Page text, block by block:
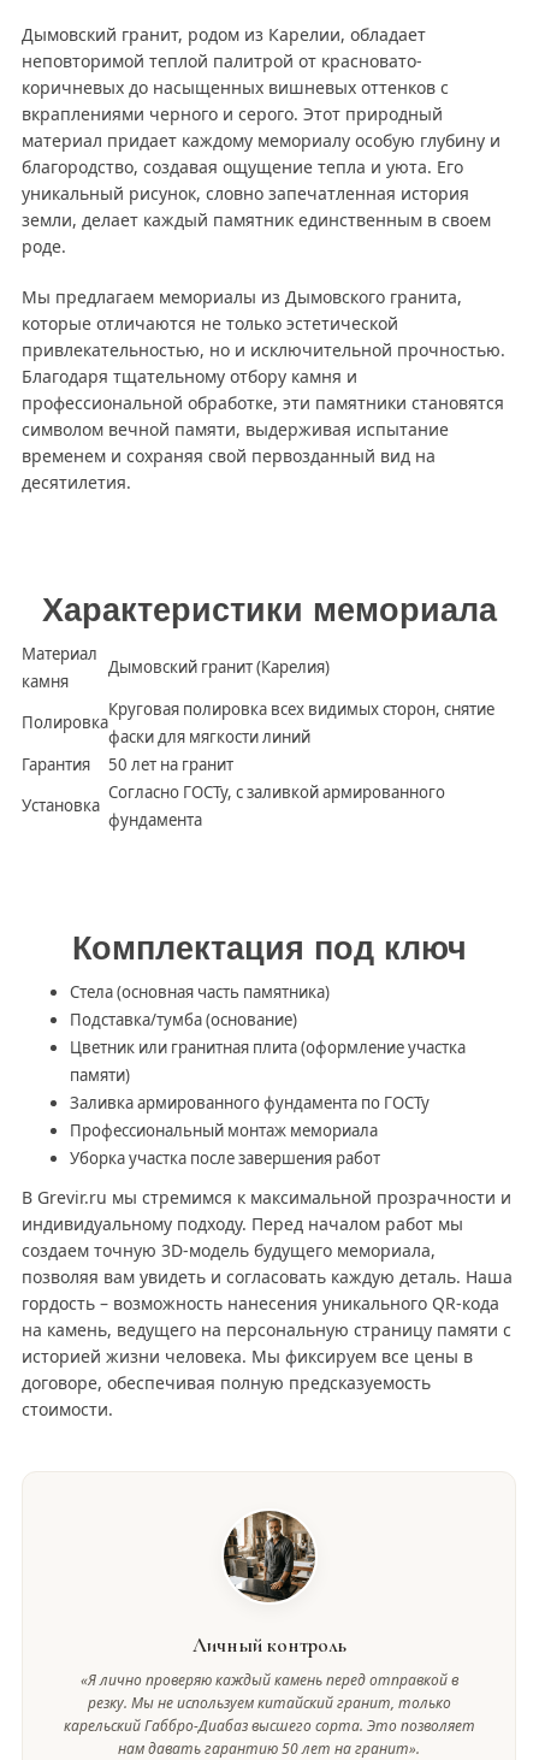
Дымовский гранит, родом из Карелии, обладает
неповторимой теплой палитрой от красновато-
коричневых до насыщенных вишневых оттенков с
вкраплениями черного и серого. Этот природный
материал придает каждому мемориалу особую глубину и
благородство, создавая ощущение тепла и уюта. Его
уникальный рисунок, словно запечатленная история
земли, делает каждый памятник единственным в своем
роде.
Мы предлагаем мемориалы из Дымовского гранита,
которые отличаются не только эстетической
привлекательностью, но и исключительной прочностью.
Благодаря тщательному отбору камня и
профессиональной обработке, эти памятники становятся
символом вечной памяти, выдерживая испытание
временем и сохраняя свой первозданный вид на
десятилетия.
Характеристики мемориала
Материал
камня
Дымовский гранит (Карелия)
Полировка
Круговая полировка всех видимых сторон, снятие
фаски для мягкости линий
Гарантия
50 лет на гранит
Установка
Согласно ГОСТу, с заливкой армированного
фундамента
Комплектация под ключ
Стела (основная часть памятника)
Подставка/тумба (основание)
Цветник или гранитная плита (оформление участка
памяти)
Заливка армированного фундамента по ГОСТу
Профессиональный монтаж мемориала
Уборка участка после завершения работ
В Grevir.ru мы стремимся к максимальной прозрачности и
индивидуальному подходу. Перед началом работ мы
создаем точную 3D-модель будущего мемориала,
позволяя вам увидеть и согласовать каждую деталь. Наша
гордость – возможность нанесения уникального QR-кода
на камень, ведущего на персональную страницу памяти с
историей жизни человека. Мы фиксируем все цены в
договоре, обеспечивая полную предсказуемость
стоимости.
Личный контроль
«Я лично проверяю каждый камень перед отправкой в
резку. Мы не используем китайский гранит, только
карельский Габбро-Диабаз высшего сорта. Это позволяет
нам давать гарантию 50 лет на гранит».